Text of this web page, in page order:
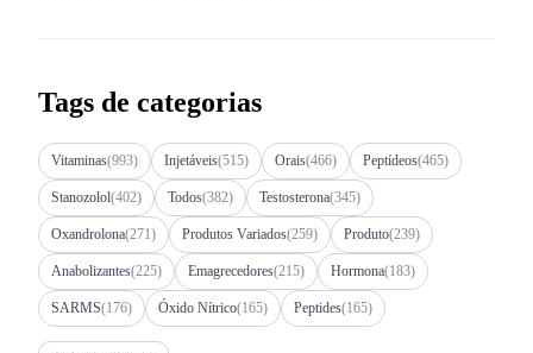
Tags de categorias
Vitaminas(993) Injetáveis(515) Orais(466) Peptídeos(465)
Stanozolol(402) Todos(382) Testosterona(345)
Oxandrolona(271) Produtos Variados(259) Produto(239)
Anabolizantes(225) Emagrecedores(215) Hormona(183)
SARMS(176) Óxido Nítrico(165) Peptides(165)